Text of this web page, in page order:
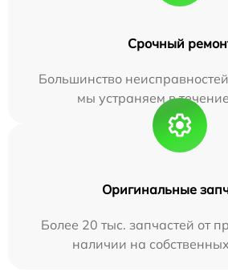
Срочный
Большинство
мы устраняем в
Оригинальные
Более 20 тыс. запчастей от
наличии на